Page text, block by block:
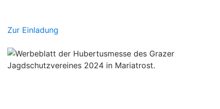
Zur Einladung